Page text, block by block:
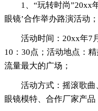
1、“玩转时尚”20xx
眼镜’合作举办路演活动；
活动时间：20xx年7
10：30点；活动地点：
流量最大的广场；
活动方式：摇滚歌曲
眼镜模特、合作厂家产品